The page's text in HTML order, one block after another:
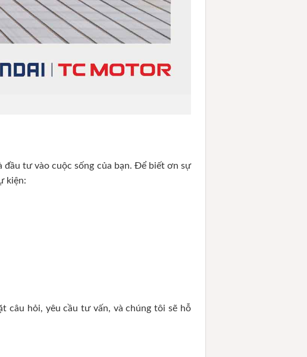
đầu tư vào cuộc sống của bạn. Để biết ơn sự
kiện:
câu hỏi, yêu cầu tư vấn, và chúng tôi sẽ hỗ